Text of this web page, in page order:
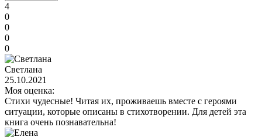
4
0
0
0
0
Светлана
25.10.2021
Моя оценка:
Стихи чудесные! Читая их, проживаешь вместе с героями
ситуации, которые описаны в стихотворении. Для детей эта
книга очень познавательна!